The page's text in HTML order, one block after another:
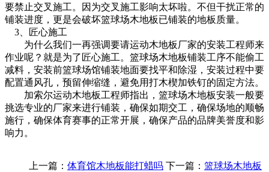
要禁止交叉施工。因为交叉施工影响太坏啦。不但干扰正常的
铺装进度，更是会破坏篮球场木地板已铺装的地板质量。
3、匠心施工
为什么我们一再强调要请运动木地板厂家的安装工程师来
作业呢？就是为了匠心施工。篮球场木地板铺装工序不能偷工
减料，安装前篮球场馆铺装地面要找平和除湿，安装过程中要
配置通风孔，预留伸缩缝，避免用打木楔加铁钉的固定方法。
加索尔运动木地板工程师指出，篮球场木地板安装一般要
挑选专业的厂家来进行铺装，确保如期交工，确保场地的顺畅
施行，确保体育赛事的正常开展，确保产品的品牌美誉度和影
响力。
上一篇： 体育馆木地板能打蜡吗 下一篇： 篮球场木地板